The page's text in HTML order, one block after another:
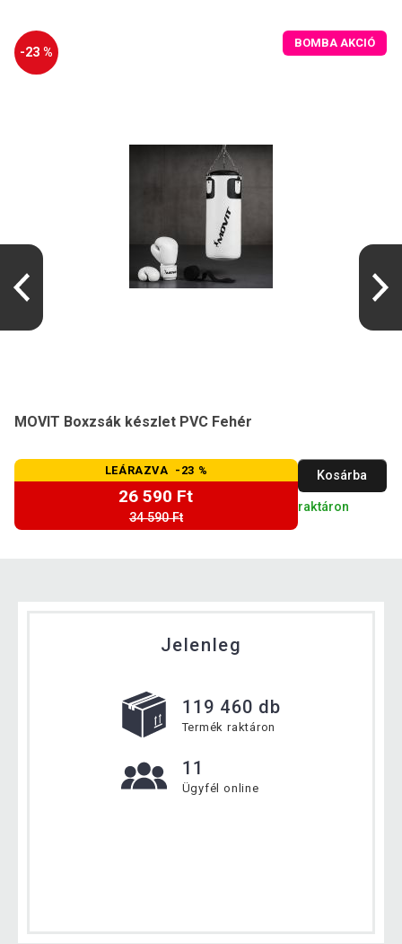
-23 %
BOMBA AKCIÓ
MOVIT Boxzsák készlet PVC Fehér
LEÁRAZVA -23 %
26 590 Ft
34 590 Ft
Kosárba
raktáron
Jelenleg
119 460 db
Termék raktáron
11
Ügyfél online